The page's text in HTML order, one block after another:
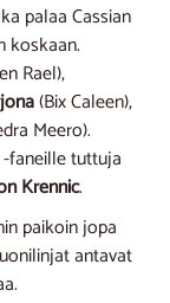
palaa Cassian
koskaan.
Rael),
(Bix Caleen),
Meero).
faneille tuttuja
Krennic.
paikoin jopa
antavat